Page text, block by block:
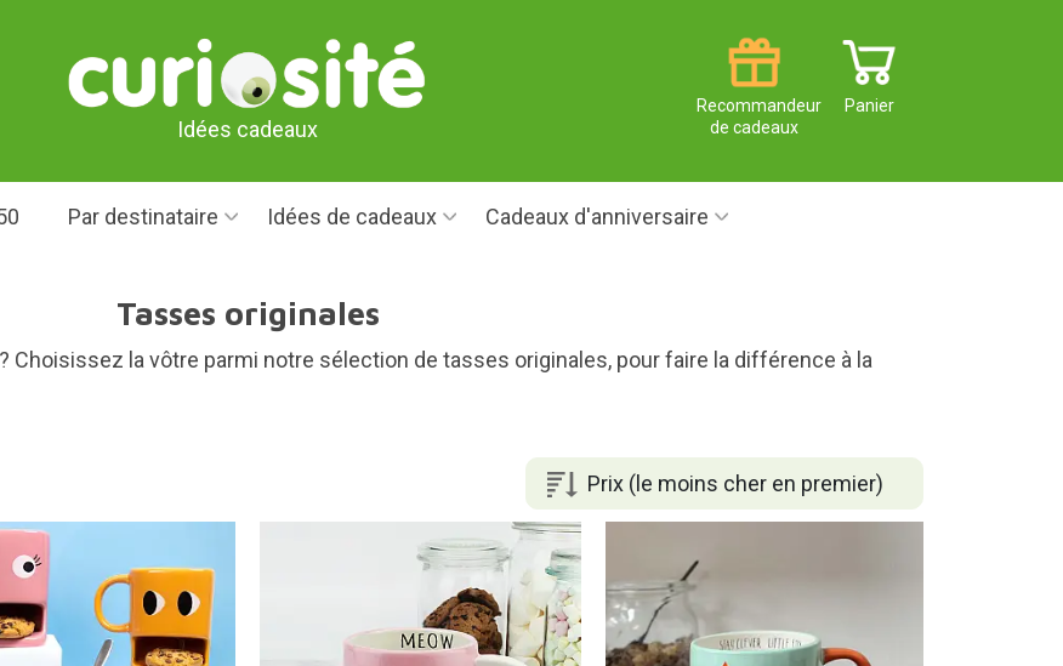
Idées cadeaux
Panier
Recommandeur
de cadeaux
Par destinataire Idées de cadeaux Cadeaux d'anniversaire
Tasses originales
Choisissez la vôtre parmi notre sélection de tasses originales, pour faire la différence à la
Prix (le moins cher en premier)